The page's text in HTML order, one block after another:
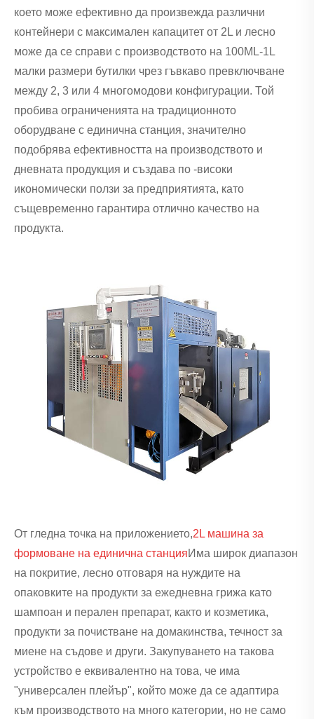
което може ефективно да произвежда различни
контейнери с максимален капацитет от 2L и лесно
може да се справи с производството на 100ML-1L
малки размери бутилки чрез гъвкаво превключване
между 2, 3 или 4 многомодови конфигурации. Той
пробива ограниченията на традиционното
оборудване с единична станция, значително
подобрява ефективността на производството и
дневната продукция и създава по -високи
икономически ползи за предприятията, като
същевременно гарантира отлично качество на
продукта.
От гледна точка на приложението,2L машина за
формоване на единична станцияИма широк диапазон
на покритие, лесно отговаря на нуждите на
опаковките на продукти за ежедневна грижа като
шампоан и перален препарат, както и козметика,
продукти за почистване на домакинства, течност за
миене на съдове и други. Закупуването на такова
устройство е еквивалентно на това, че има
"универсален плейър", който може да се адаптира
към производството на много категории, но не само